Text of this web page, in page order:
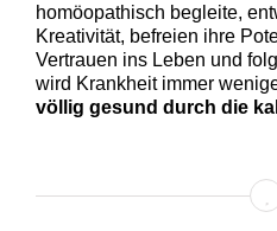
homöopathisch begleite,
Kreativität, befreien ihre
Vertrauen ins Leben und
wird Krankheit immer
völlig gesund durch die